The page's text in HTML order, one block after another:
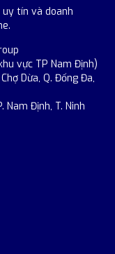
uy tín và doanh
vực TP Nam Định)
Dừa, Q. Đống Đa,
Nam Định, T. Ninh